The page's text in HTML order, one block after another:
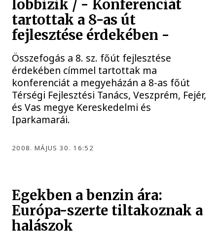
lobbizik / - Konferenciát
tartottak a 8-as út
fejlesztése érdekében -
Összefogás a 8. sz. főút fejlesztése
érdekében címmel tartottak ma
konferenciát a megyeházán a 8-as főút
Térségi Fejlesztési Tanács, Veszprém, Fejér,
és Vas megye Kereskedelmi és
Iparkamarái.
2008. MÁJUS 30. 16:52
Egekben a benzin ára:
Európa-szerte tiltakoznak a
halászok